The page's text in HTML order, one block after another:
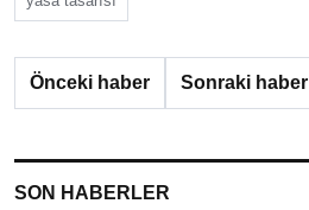
Önceki haber Sonraki haber
SON HABERLER